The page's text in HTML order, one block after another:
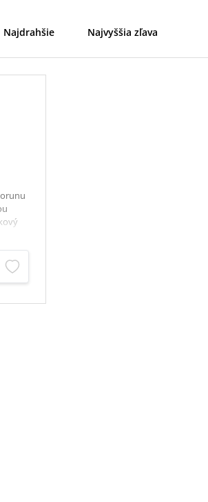
Najdrahšie Najvyššia zľava
Vám